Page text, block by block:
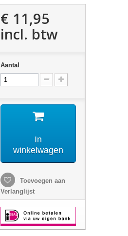
€ 11,95
incl. btw
Aantal
In
winkelwagen
Toevoegen aan
Verlanglijst